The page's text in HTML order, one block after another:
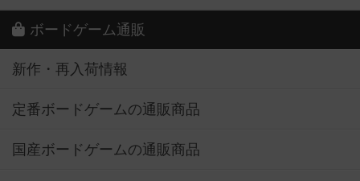
ボードゲーム通販
新作・再入荷情報
定番ボードゲームの通販商品
国産ボードゲームの通販商品